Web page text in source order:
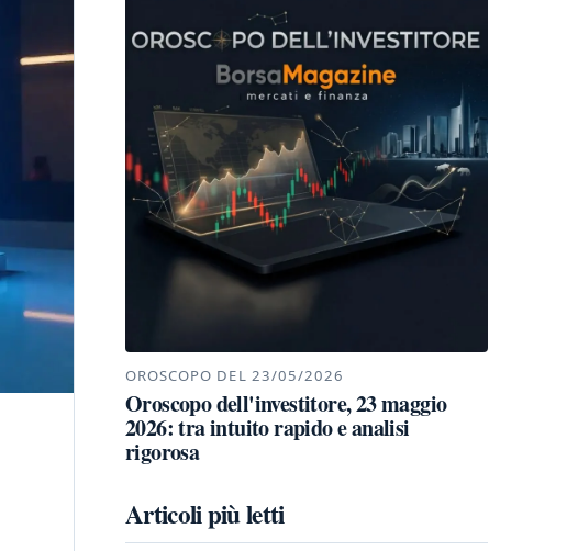
OROSCOPO DEL 23/05/2026
Oroscopo dell'investitore, 23 maggio
2026: tra intuito rapido e analisi
rigorosa
Articoli più letti